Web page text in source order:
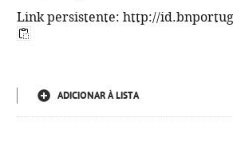
Link persistente: http://
ADICIONAR À LISTA